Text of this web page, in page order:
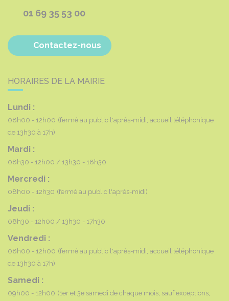
01 69 35 53 00
Contactez-nous
HORAIRES DE LA MAIRIE
Lundi :
08h00 - 12h00 (fermé au public l'après-midi, accueil téléphonique
de 13h30 à 17h)
Mardi :
08h30 - 12h00 13h30 - 18h30
Mercredi :
08h00 - 12h30 (fermé au public l'après-midi)
Jeudi :
08h30 - 12h00 13h30 - 17h30
Vendredi :
08h00 - 12h00 (fermé au public l'après-midi, accueil téléphonique
de 13h30 à 17h)
Samedi :
09h00 - 12h00 (1er et 3e samedi de chaque mois, sauf exceptions,